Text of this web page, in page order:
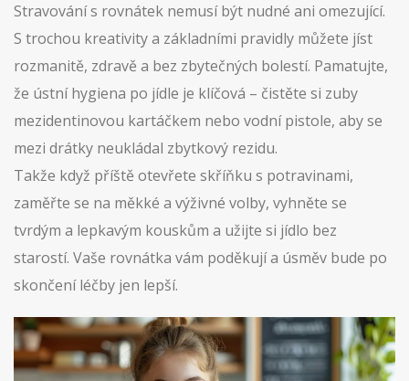
Stravování s rovnátek nemusí být nudné ani omezující.
S trochou kreativity a základními pravidly můžete jíst
rozmanitě, zdravě a bez zbytečných bolestí. Pamatujte,
že ústní hygiena po jídle je klíčová – čistěte si zuby
mezidentinovou kartáčkem nebo vodní pistole, aby se
mezi drátky neukládal zbytkový rezidu.
Takže když příště otevřete skříňku s potravinami,
zaměřte se na měkké a výživné volby, vyhněte se
tvrdým a lepkavým kouskům a užijte si jídlo bez
starostí. Vaše rovnátka vám poděkují a úsměv bude po
skončení léčby jen lepší.